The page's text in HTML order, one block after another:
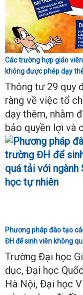
Các trường hợp giáo
không được phép dạy
Thông tư 29
Thông tư 29 quy
ràng về việc tổ
dạy thêm, nhằm
bảo quyền lợi và
Phương pháp đào tạo
ĐH để sinh viên không
ngành Sư phạm Khoa
nhiên
Trường Đại học
dục, Đại học
Hà Nội, Đại học